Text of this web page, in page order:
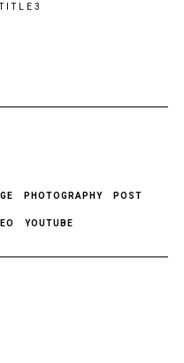
3
PHOTOGRAPHY POST
YOUTUBE